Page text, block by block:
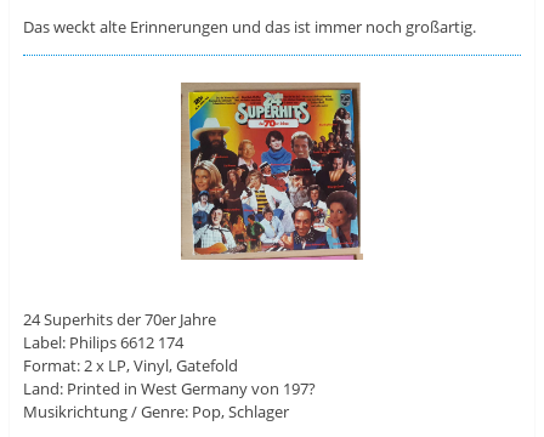
Das weckt alte Erinnerungen und das ist immer noch großartig.
24 Superhits der 70er Jahre
Label: Philips 6612 174
Format: 2 x LP, Vinyl, Gatefold
Land: Printed in West Germany von 197?
Musikrichtung / Genre: Pop, Schlager